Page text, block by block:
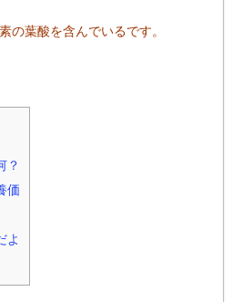
の葉酸を含んでいるです。
？
価
よ